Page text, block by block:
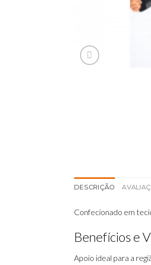
DESCRIÇÃO
Confecionado em
Benefícios e
Apoio ideal para a